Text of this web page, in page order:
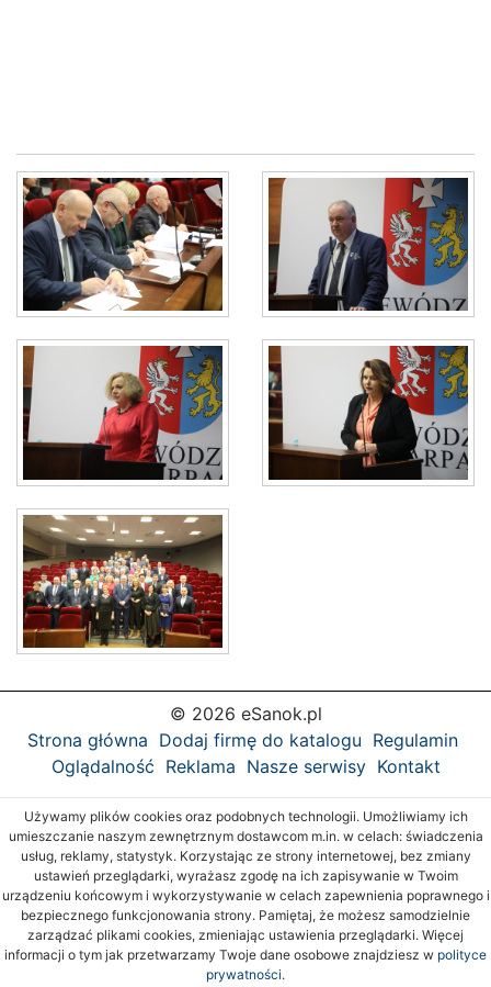
© 2026 eSanok.pl
Strona główna Dodaj firmę do katalogu Regulamin
Oglądalność Reklama Nasze serwisy Kontakt
Używamy plików cookies oraz podobnych technologii. Umożliwiamy ich
umieszczanie naszym zewnętrznym dostawcom m.in. w celach: świadczenia
usług, reklamy, statystyk. Korzystając ze strony internetowej, bez zmiany
ustawień przeglądarki, wyrażasz zgodę na ich zapisywanie w Twoim
urządzeniu końcowym i wykorzystywanie w celach zapewnienia poprawnego i
bezpiecznego funkcjonowania strony. Pamiętaj, że możesz samodzielnie
zarządzać plikami cookies, zmieniając ustawienia przeglądarki. Więcej
informacji o tym jak przetwarzamy Twoje dane osobowe znajdziesz w polityce
prywatności.